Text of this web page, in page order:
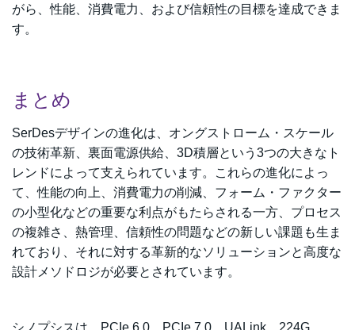
がら、性能、消費電力、および信頼性の目標を達成できま
す。
まとめ
SerDesデザインの進化は、オングストローム・スケール
の技術革新、裏面電源供給、3D積層という3つの大きなト
レンドによって支えられています。これらの進化によっ
て、性能の向上、消費電力の削減、フォーム・ファクター
の小型化などの重要な利点がもたらされる一方、プロセス
の複雑さ、熱管理、信頼性の問題などの新しい課題も生ま
れており、それに対する革新的なソリューションと高度な
設計メソドロジが必要とされています。
シノプシスは、PCIe 6.0、PCIe 7.0、UALink、224G